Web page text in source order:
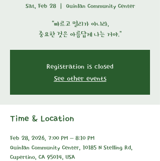
Sat, Feb 28
  |
Quinlan Community Center
“빠르고 멀리가 아니라,
중요한 것은 아름답게 나는 거야.”
Registration is closed
See other events
Time & Location
Feb 28, 2026, 7:00 PM – 8:10 PM
Quinlan Community Center, 10185 N Stelling Rd,
Cupertino, CA 95014, USA